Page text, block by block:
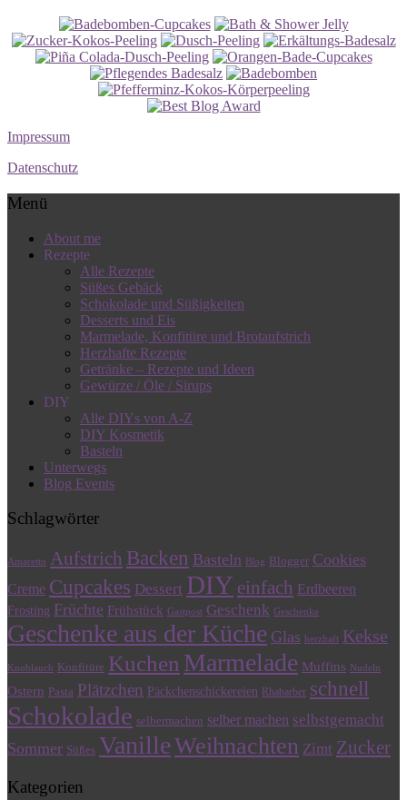
Impressum
Datenschutz
Menü
About me
Rezepte
Alle Rezepte
Süßes Gebäck
Schokolade und Süßigkeiten
Desserts und Eis
Marmelade, Konfitüre und Brotaufstrich
Herzhafte Rezepte
Getränke – Rezepte und Ideen
Gewürze / Öle / Sirups
DIY
Alle DIYs von A-Z
DIY Kosmetik
Basteln
Unterwegs
Blog Events
Schlagwörter
Amaretto Aufstrich Backen Basteln Blog Blogger Cookies
Creme Cupcakes Dessert DIY einfach Erdbeeren
Frosting Früchte Frühstück Gastpost Geschenk Geschenke
Geschenke aus der Küche Glas herzhaft Kekse
Knoblauch Konfitüre Kuchen Marmelade Muffins Nudeln
Ostern Pasta Plätzchen Päckchenschickereien Rhabarber schnell
Schokolade selbermachen selber machen selbstgemacht
Sommer Süßes VanilleWeihnachten Zimt Zucker
Kategorien